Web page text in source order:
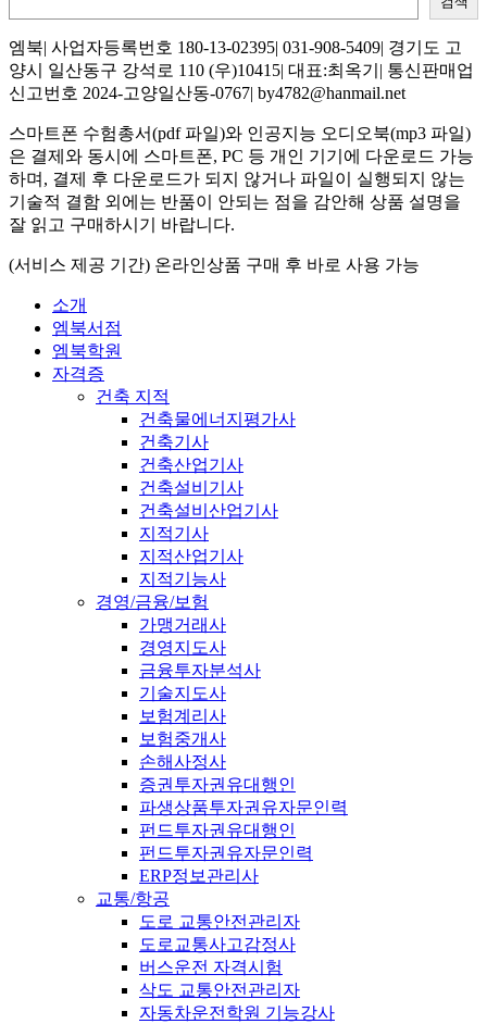
엠북| 사업자등록번호 180-13-02395| 031-908-5409| 경기도 고
양시 일산동구 강석로 110 (우)10415| 대표:최옥기| 통신판매업
신고번호 2024-고양일산동-0767| by4782@hanmail.net
스마트폰 수험총서(pdf 파일)와 인공지능 오디오북(mp3 파일)
은 결제와 동시에 스마트폰, PC 등 개인 기기에 다운로드 가능
하며, 결제 후 다운로드가 되지 않거나 파일이 실행되지 않는
기술적 결함 외에는 반품이 안되는 점을 감안해 상품 설명을
잘 읽고 구매하시기 바랍니다.
(서비스 제공 기간) 온라인상품 구매 후 바로 사용 가능
소개
엠북서점
엠북학원
자격증
건축 지적
건축물에너지평가사
건축기사
건축산업기사
건축설비기사
건축설비산업기사
지적기사
지적산업기사
지적기능사
경영/금융/보험
가맹거래사
경영지도사
금융투자분석사
기술지도사
보험계리사
보험중개사
손해사정사
증권투자권유대행인
파생상품투자권유자문인력
펀드투자권유대행인
펀드투자권유자문인력
ERP정보관리사
교통/항공
도로 교통안전관리자
도로교통사고감정사
버스운전 자격시험
삭도 교통안전관리자
자동차운전학원 기능강사